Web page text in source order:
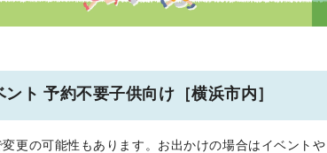
ト 予約不要子供向け［横浜市内］
更の可能性もあります。お出かけの場合はイベントや